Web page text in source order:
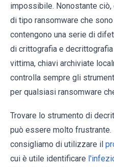
impossibile. Nonostante
di tipo ransomware che
contengono una serie di
di crittografia e
vittima, chiavi archiviate
controlla sempre gli
per qualsiasi ransomware
Trovare lo strumento di
può essere molto
consigliamo di utilizzare il
cui è utile identificare